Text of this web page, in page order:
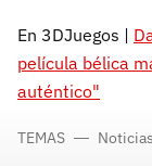
En 3DJuegos |
película bélica
auténtico"
TEMAS Noticias